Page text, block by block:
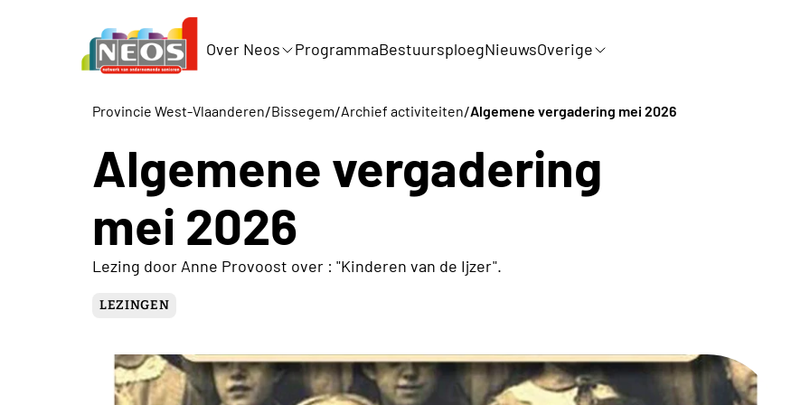
Over Neos ProgrammaBestuursploegNieuwsOverige
Provincie West-Vlaanderen/Bissegem/Archief activiteiten/Algemene vergadering mei 2026
Algemene vergadering
mei 2026
Lezing door Anne Provoost over : "Kinderen van de Ijzer".
LEZINGEN